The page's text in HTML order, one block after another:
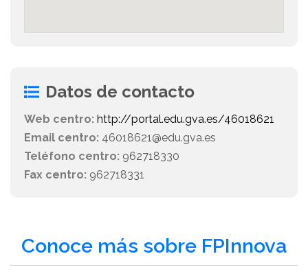
Datos de contacto
Web centro: http://portal.edu.gva.es/46018621
Email centro: 46018621@edu.gva.es
Teléfono centro: 962718330
Fax centro: 962718331
Conoce más sobre FPInnova